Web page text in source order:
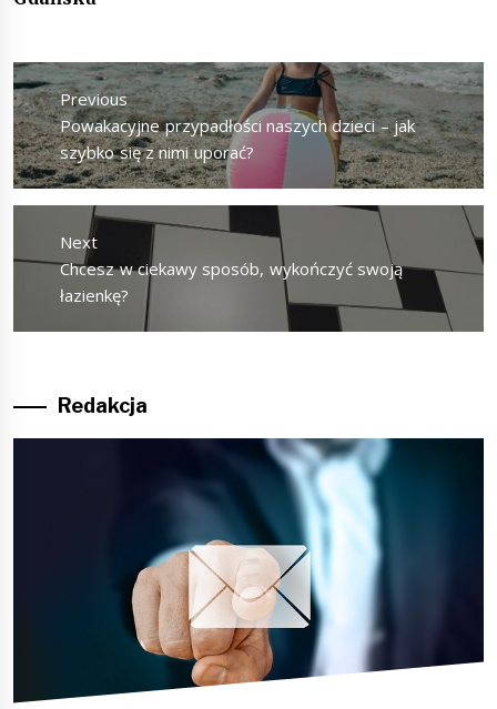
Nawigacja
wpisuPrevious
Previous
post:
Powakacyjne przypadłości naszych dzieci – jak
szybko się z nimi uporać?
Next
Next
post:
Chcesz w ciekawy sposób, wykończyć swoją
łazienkę?
Redakcja